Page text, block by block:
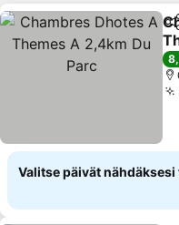
Valitse päivät